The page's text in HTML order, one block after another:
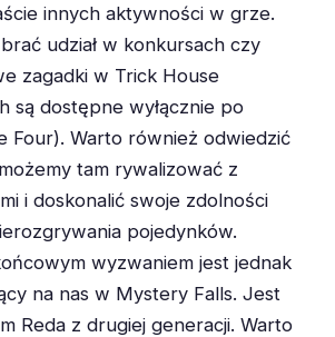
innych aktywności w grze.
udział w konkursach czy
zagadki w Trick House
są dostępne wyłącznie po
Four). Warto również odwiedzić
tam rywalizować z
i doskonalić swoje zdolności
pojedynków.
wyzwaniem jest jednak
na nas w Mystery Falls. Jest
Reda z drugiej generacji. Warto